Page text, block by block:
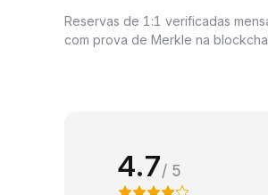
Reservas de 1:1 verificadas
com prova de Merkle na
4.7/ 5